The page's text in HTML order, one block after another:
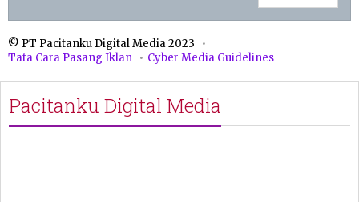
© PT Pacitanku Digital Media 2023
Tata Cara Pasang Iklan
Cyber Media Guidelines
Pacitanku Digital Media